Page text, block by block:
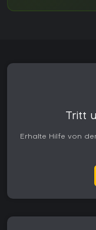
Tritt
Erhalte Hilfe von